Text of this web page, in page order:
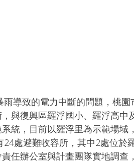
與復興區羅浮國小、羅浮高中
統，目前以羅浮里為示範場域
任辦公室與計畫團隊實地調查